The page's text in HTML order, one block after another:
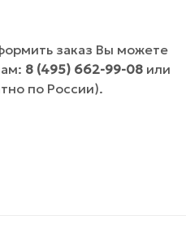
заказ Вы можете
8 (495) 662-99-08 или
по России).